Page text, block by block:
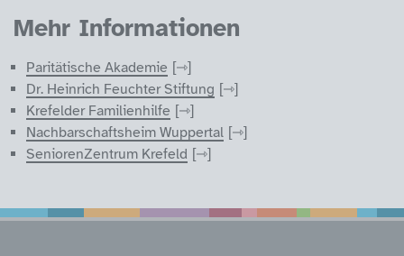
Mehr Informationen
Paritätische Akademie
Dr. Heinrich Feuchter Stiftung
Krefelder Familienhilfe
Nachbarschaftsheim Wuppertal
SeniorenZentrum Krefeld
Service